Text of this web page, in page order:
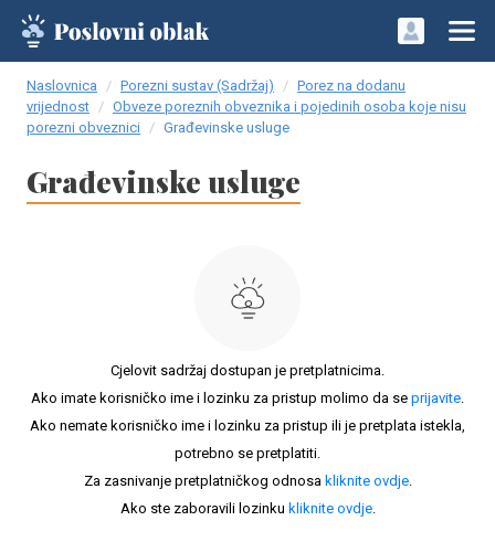
Naslovnica Porezni sustav (Sadržaj)
Porez na dodanu
vrijednost
Obveze poreznih obveznika i pojedinih osoba koje nisu
porezni obveznici
Građevinske usluge
Građevinske usluge
Cjelovit sadržaj dostupan je pretplatnicima.
Ako imate korisničko ime i lozinku za pristup molimo da se prijavite.
Ako nemate korisničko ime i lozinku za pristup ili je pretplata istekla,
potrebno se pretplatiti.
Za zasnivanje pretplatničkog odnosa kliknite ovdje.
Ako ste zaboravili lozinku kliknite ovdje.